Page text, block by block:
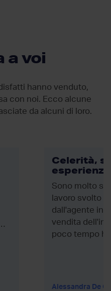
a voi
hanno venduto,
con noi. Ecco alcune
da alcuni di loro.
Celerità,
esperienza
Sono molto
lavoro svolto
dall'agente
vendita
poco tempo
Alessandra De